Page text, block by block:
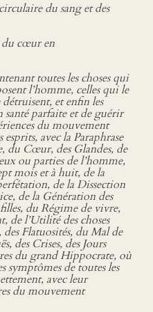
du sang et des
du cœur en
toutes les choses qui
l’homme, celles qui le
et enfin les
santé parfaite et de guérir
du mouvement
avec la Paraphrase
du Cœur, des Glandes, de
ou parties de l’homme,
mois et à huit, de la
de la Dissection
de la Génération des
du Régime de vivre,
de l’Utilité des choses
Flatuosités, du Mal de
des Crises, des Jours
du grand Hippocrate, où
symptômes de toutes les
avec leur
du mouvement